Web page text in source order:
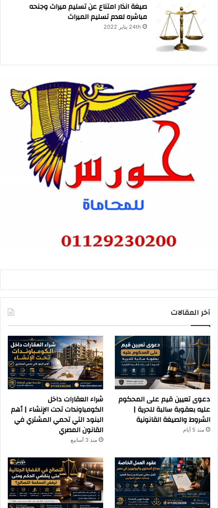
صيغة انذار امتناع عن تسليم ميراث وجنحه
مباشره لعدم تسليم الميراث
24th يناير 2022
آخر المقالات
دعوى تعيين قيم على المحكوم
عليه بعقوبة سالبة للحرية |
الشروط والصيغة القانونية
منذ 5 أيام
شراء العقارات داخل
الكومباوندات تحت الإنشاء | أهم
البنود التي تحمي المشتري في
القانون المصري
منذ 3 أسابيع